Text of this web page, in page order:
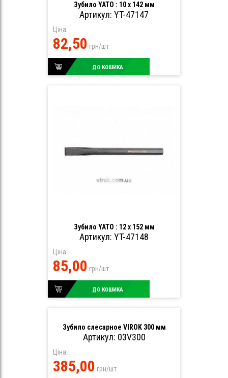
Зубило YATO : 10 x 142 мм
Артикул: YT-47147
Ціна:
82,50 грн/шт
ДО КОШИКА
Зубило YATO : 12 x 152 мм
Артикул: YT-47148
Ціна:
85,00 грн/шт
ДО КОШИКА
Зубило слесарное VIROK 300 мм
Артикул: 03V300
Ціна:
385,00 грн/шт